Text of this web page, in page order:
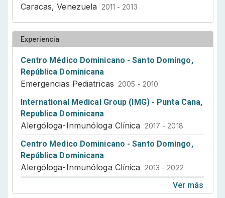
Caracas, Venezuela
2011 - 2013
Experiencia
Centro Médico Dominicano - Santo Domingo,
República Dominicana
Emergencias Pediatricas 2005 - 2010
International Medical Group (IMG) - Punta Cana,
Republica Dominicana
Alergóloga-Inmunóloga Clínica 2017 - 2018
Centro Medico Dominicano - Santo Domingo,
República Dominicana
Alergóloga-Inmunóloga Clínica 2013 - 2022
Ver más